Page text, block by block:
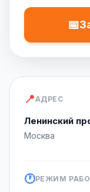
📅
📍АДРЕС
Ленинский
Москва
🕐РЕЖИМ